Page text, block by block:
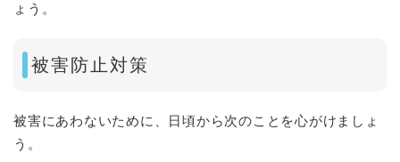
ょう。
被害防止対策
被害にあわないために、日頃から次のことを心がけましょ
う。